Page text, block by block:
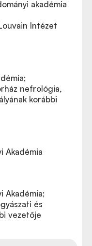
akadémia
Intézet
nefrológia,
korábbi
Akadémia
Akadémia;
és
vezetője